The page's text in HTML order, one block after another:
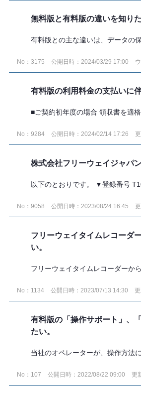
無料版と有料版の違いを知りた
有料版との主な違いは、データの
No：3175 公開日時：2024/03/29 17:00
有料版の利用料金の支払いに
■ご契約初年度の場合 領収書を適
No：9284 公開日時：2024/02/14 17:26
株式会社フリーウェイジャパ
以下のとおりです。 ▼登録番号
No：9058 公開日時：2023/08/24 16:45
フリーウェイタイムレコーダ
い。
フリーウェイタイムレコーダーか
No：1134 公開日時：2023/07/13 14:30
有料版の「操作サポート」、
たい。
当社のオペレーターが、操作方法
No：107 公開日時：2022/08/22 09:00 更